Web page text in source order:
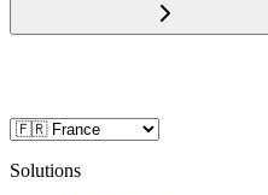
Solutions